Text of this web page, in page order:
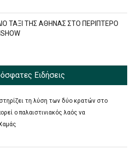
ΤΑΞΙ ΤΗΣ ΑΘΗΝΑΣ ΣΤΟ ΠΕΡΙΠΤΕΡΟ
Ειδήσεις
τη λύση των δύο κρατών στο
ο παλαιστινιακός λαός να